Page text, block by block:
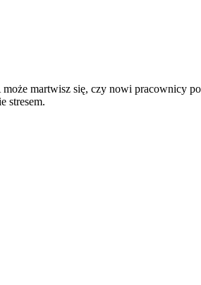
martwisz się, czy nowi pracownicy
stresem.